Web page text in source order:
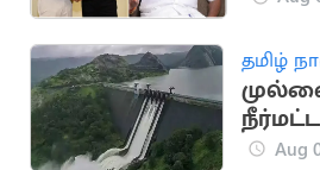
தமிழ்
Aug